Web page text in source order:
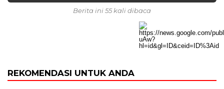
Berita ini 55 kali dibaca
REKOMENDASI UNTUK ANDA